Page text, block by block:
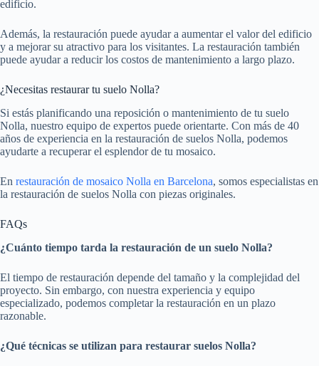
edificio.
Además, la restauración puede ayudar a aumentar el valor del edificio
y a mejorar su atractivo para los visitantes. La restauración también
puede ayudar a reducir los costos de mantenimiento a largo plazo.
¿Necesitas restaurar tu suelo Nolla?
Si estás planificando una reposición o mantenimiento de tu suelo
Nolla, nuestro equipo de expertos puede orientarte. Con más de 40
años de experiencia en la restauración de suelos Nolla, podemos
ayudarte a recuperar el esplendor de tu mosaico.
En restauración de mosaico Nolla en Barcelona, somos especialistas en
la restauración de suelos Nolla con piezas originales.
FAQs
¿Cuánto tiempo tarda la restauración de un suelo Nolla?
El tiempo de restauración depende del tamaño y la complejidad del
proyecto. Sin embargo, con nuestra experiencia y equipo
especializado, podemos completar la restauración en un plazo
razonable.
¿Qué técnicas se utilizan para restaurar suelos Nolla?